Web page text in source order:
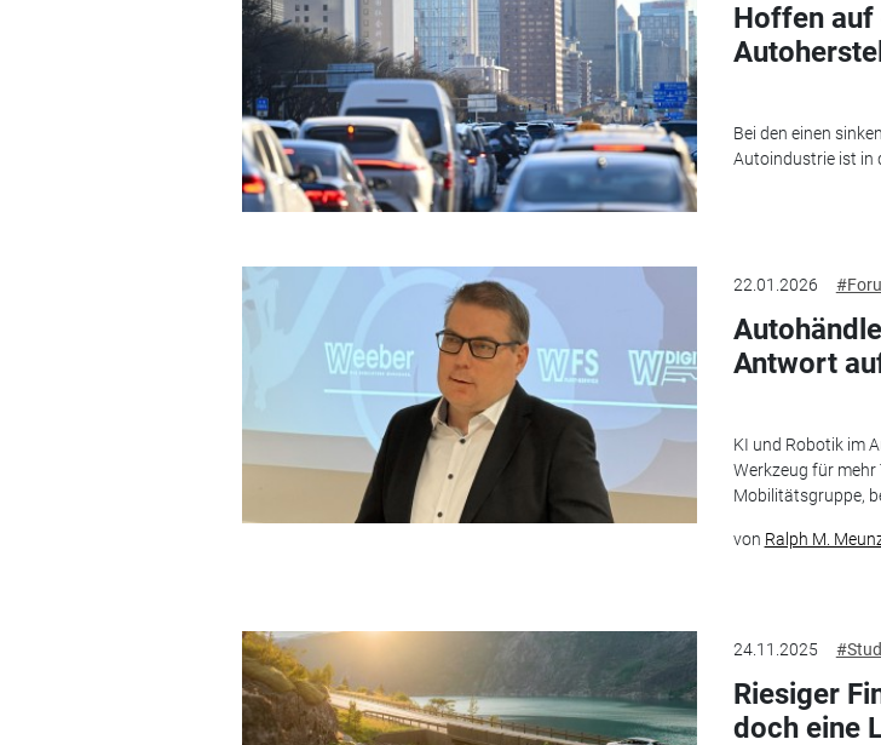
Hoffen auf
Bei den einen
Autoindustrie ist in
22.01.2026
Antwort
KI und Robotik im
Werkzeug für mehr
Mobilitätsgruppe,
von Ralph M.
24.11.2025
Riesiger
doch eine